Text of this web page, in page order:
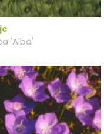
'Alba'